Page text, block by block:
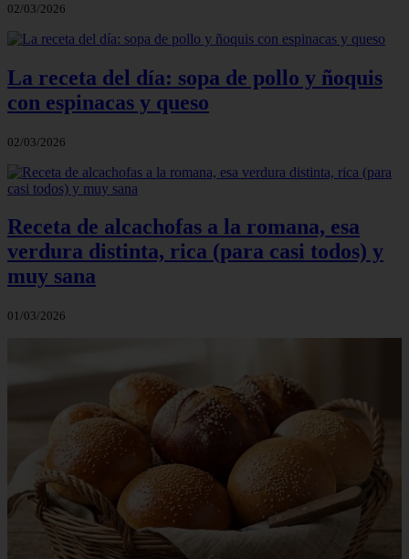
02/03/2026
La receta del día: sopa de pollo y ñoquis
con espinacas y queso
02/03/2026
Receta de alcachofas a la romana, esa
verdura distinta, rica (para casi todos) y
muy sana
01/03/2026